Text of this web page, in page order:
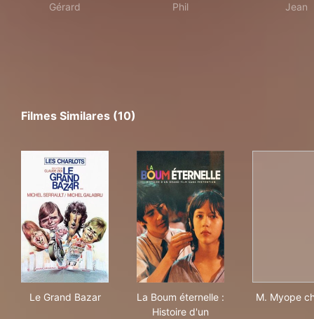
Gérard
Phil
Jean
Filmes Similares (10)
Le Grand Bazar
La Boum éternelle :
Histoire d'un
M. Myope